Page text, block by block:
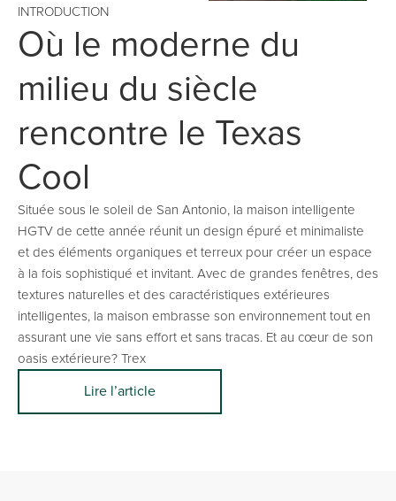
INTRODUCTION
Où le moderne du
milieu du siècle
rencontre le Texas
Cool
Située sous le soleil de San Antonio, la maison intelligente
HGTV de cette année réunit un design épuré et minimaliste
et des éléments organiques et terreux pour créer un espace
à la fois sophistiqué et invitant. Avec de grandes fenêtres, des
textures naturelles et des caractéristiques extérieures
intelligentes, la maison embrasse son environnement tout en
assurant une vie sans effort et sans tracas. Et au cœur de son
oasis extérieure? Trex
Lire l’article